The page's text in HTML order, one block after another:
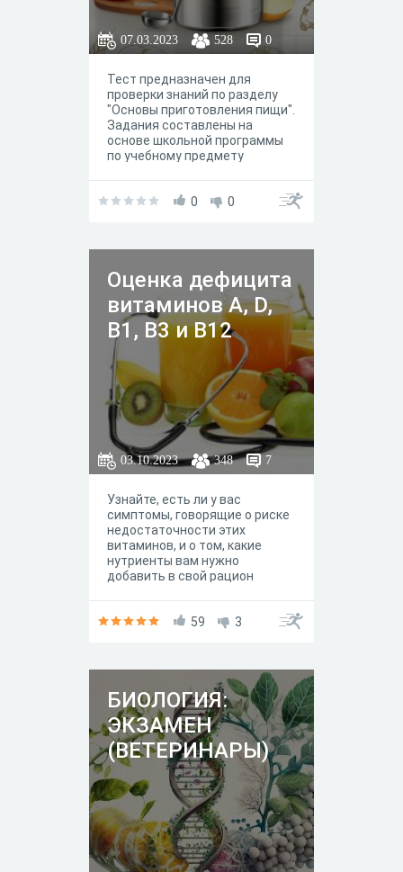
07.03.2023 528 0
Тест предназначен для
проверки знаний по разделу
"Основы приготовления пищи".
Задания составлены на
основе школьной программы
по учебному предмету
по теме "Витамины и их
0 0
Оценка дефицита
витаминов A, D,
B1, B3 и B12
03.10.2023 348 7
Узнайте, есть ли у вас
симптомы, говорящие о риске
недостаточности этих
витаминов, и о том, какие
нутриенты вам нужно
добавить в свой рацион
59 3
БИОЛОГИЯ:
ЭКЗАМЕН
(ВЕТЕРИНАРЫ)